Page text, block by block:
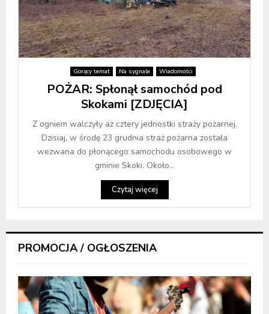
Gorący temat Na sygnale Wiadomości
POŻAR: Spłonął samochód pod
Skokami [ZDJĘCIA]
Z ogniem walczyły aż cztery jednostki straży pożarnej.
Dzisiaj, w środę 23 grudnia straż pożarna została
wezwana do płonącego samochodu osobowego w
gminie Skoki. Około...
Czytaj więcej
PROMOCJA / OGŁOSZENIA